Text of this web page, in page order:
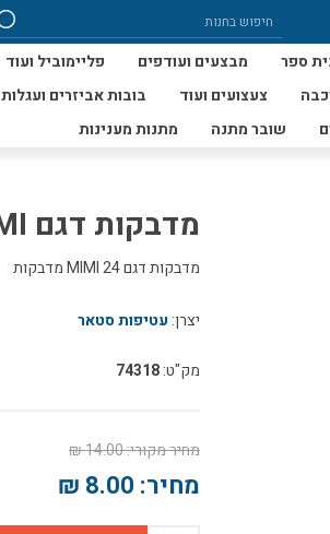
ספר מבצעים ועודפים פליימוביל ועוד
צעצועים ועוד בובות אביזרים ועגלות
שובר מתנה מתנות מענינות
מדבקות דגם MIMI
מדבקות דגם MIMI 24 מדבקות
יצרן: עטיפות סטאר
מק"ט:74318
מחיר מקורי:14.00 ₪
מחיר: 8.00 ₪